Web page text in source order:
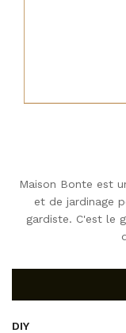
Maison Bonte est
et de jardinage
gardiste. C'est le
DIY